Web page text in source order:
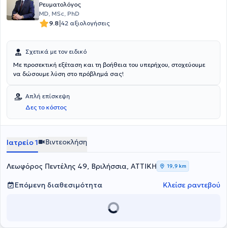
Ρευματολόγος
MD, MSc, PhD
9.8|42 αξιολογήσεις
Σχετικά με τον ειδικό
Με προσεκτική εξέταση και τη βοήθεια του υπερήχου, στοχεύουμε
να δώσουμε λύση στο πρόβλημά σας!
Απλή επίσκεψη
Δες το κόστος
Ιατρείο 1 Βιντεοκλήση
Λεωφόρος Πεντέλης 49, Βριλήσσια, ΑΤΤΙΚΗ 19,9 km
Επόμενη διαθεσιμότητα Κλείσε ραντεβού